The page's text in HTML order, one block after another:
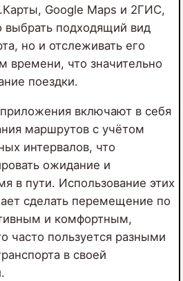
Google Maps и 2ГИС,
выбрать подходящий вид
но и отслеживать его
времени, что значительно
поездки.
включают в себя
маршрутов с учётом
интервалов, что
ожидание и
в пути. Использование этих
сделать перемещение по
и комфортным,
часто пользуется разными
в своей